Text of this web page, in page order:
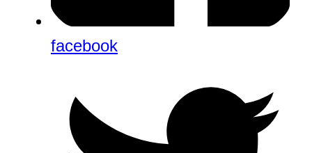
facebook